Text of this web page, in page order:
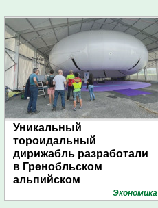
Уникальный
тороидальный
дирижабль разработали
в Гренобльском
альпийском
Экономика